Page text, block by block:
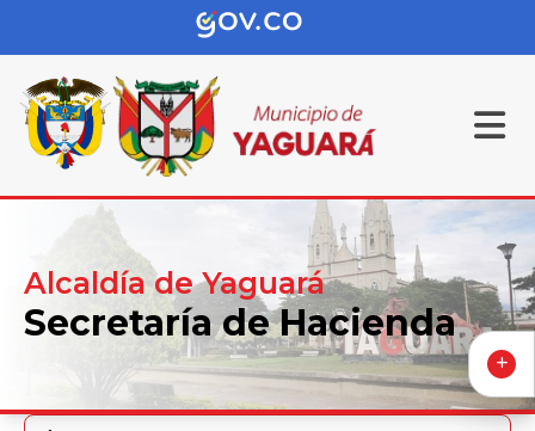
Alcaldía de Yaguará
Secretaría de Hacienda